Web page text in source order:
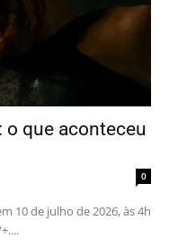
o que aconteceu
0
10 de julho de 2026, às 4h